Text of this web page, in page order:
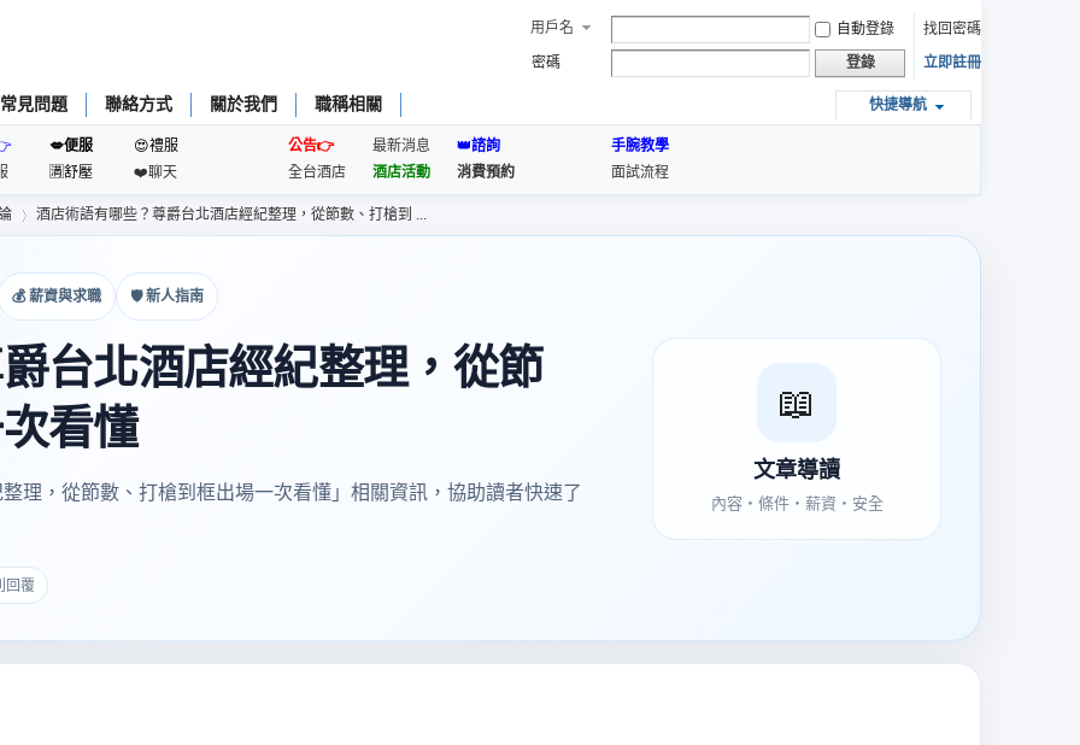
用戶名 自動登錄
找回密碼
密碼
登錄 立即註冊
快捷導航
常見問題 聯絡方式 關於我們 職稱相關
💋便服
😍禮服
🈵️舒壓 ❤️聊天
公告👉 最新消息
👑諮詢
全台酒店
酒店活動 消費預約
手腕教學
面試流程
›
酒店術語有哪些？尊爵台北酒店經紀整理，從節數、打槍到 ...
💰 薪資與求職 🛡 新人指南
台北酒店經紀整理，從節
看懂
理，從節數、打槍到框出場一次看懂」相關資訊，協助讀者快速了
回覆
📖
文章導讀
內容・條件・薪資・安全